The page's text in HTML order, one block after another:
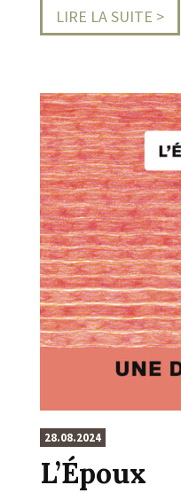
LIRE LA SUITE >
28.08.2024
L’Époux